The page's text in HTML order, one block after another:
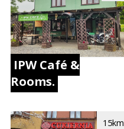
IPW Café &
Rooms.
15km